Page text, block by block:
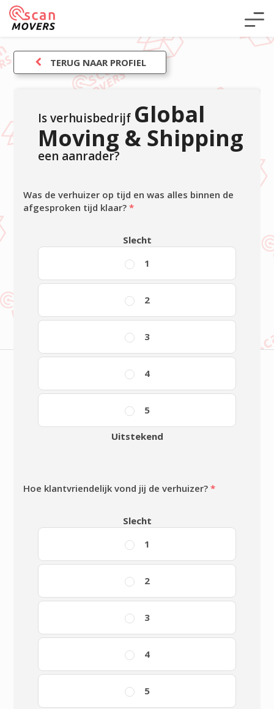
TERUG NAAR PROFIEL
Is verhuisbedrijf Global
Moving & Shipping
een aanrader?
Was de verhuizer op tijd en was alles binnen de
afgesproken tijd klaar?*
Slecht
1
2
3
4
5
Uitstekend
Hoe klantvriendelijk vond jij de verhuizer?*
Slecht
1
2
3
4
5